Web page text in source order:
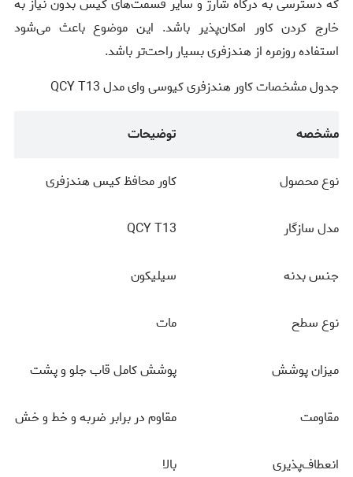
که دسترسی به درگاه شارژ و سایر قسمت‌های کیس بدون نیاز به
خارج کردن کاور امکان‌پذیر باشد. این موضوع باعث می‌شود
استفاده روزمره از هندزفری بسیار راحت‌تر باشد.
جدول مشخصات کاور هندزفری کیوسی وای مدل QCY T13
مشخصه توضیحات
نوع محصول کاور محافظ کیس هندزفری
مدل سازگار QCY T13
جنس بدنه سیلیکون
نوع سطح مات
میزان پوشش پوشش کامل قاب جلو و پشت
مقاومت مقاوم در برابر ضربه و خط و خش
انعطاف‌پذیری بالا